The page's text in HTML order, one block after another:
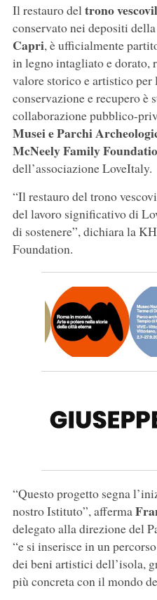
Il restauro deltrono
conservato nei depositi della
Capri, è ufficialmente
in legno intagliato e dorato,
valore storico e artistico per
conservazione e recupero è
collaborazione pubblico-
Musei e Parchi
McNeely Family
dell’associazione LoveItaly.
“Il restauro del trono
del lavoro significativo di
di sostenere”, dichiara la
Foundation.
“Questo progetto segna
nostro Istituto”, afferma
delegato alla direzione del
“e si inserisce in un
dei beni artistici dell’isola,
più concreta con il mondo